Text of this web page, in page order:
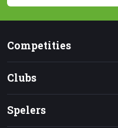
Competities
Clubs
Spelers